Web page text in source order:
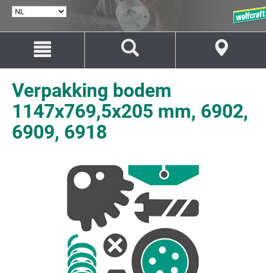
springen
navigatie
springen
Verpakking bodem
1147x769,5x205 mm, 6902,
6909, 6918